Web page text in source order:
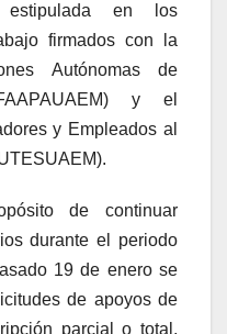
estipulada en los
firmados con la
Autónomas de
y el
y Empleados al
de continuar
durante el periodo
19 de enero se
de apoyos de
parcial o total,